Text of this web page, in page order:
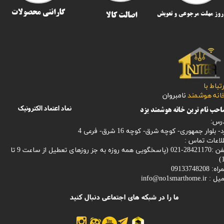
با
هوشمند نامبروان
بلوار جمهوری- کوچه شرق- کوچه 16 شرق- فرعی 4
تماس :
021 (
پاسخگویی همه روزه به جز روزهای تعطیل از ساعت 9 تا
09133748208
:
info@no1smarthome.ir
ما را در شبکه های اجتماعی دنبال کنید
نماد اعتماد الکترونیک
اصالت کالا گارانتی محصولات
نام ترین خانه هوشمند یزد